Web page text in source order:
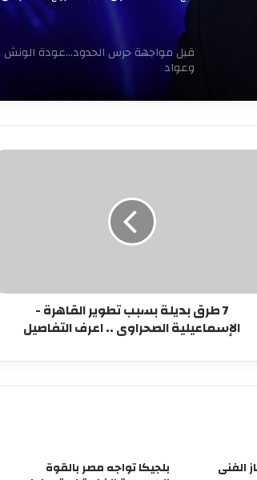
كأس العرب
قبل مواجهة حرس الحدود…عودة الونش
وعواد
30 مليون جنيه ولاعب.. الخطيب يتدخل
رسميًا.. مصر تتولى رئاسة اللجنة الحكومية
الدولية للتربية البدنية والرياضة باليونسكو
ثنائي شاب يلفت انتباه ييس توروب في
الأهلي
7 طرق بديلة بسبب تطوير القاهرة -
الإسماعيلية الصحراوى .. اعرف التفاصيل
الفنى بلجيكا تواجه مصر بالقوة